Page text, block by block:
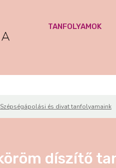
TANFOLYAMOK
Szépségápolási és divat tanfolyamaink
díszítő